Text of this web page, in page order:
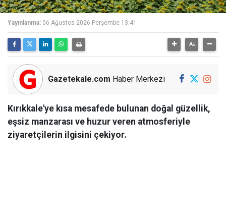
Yayınlanma: 06 Ağustos 2026 Perşembe 13:41
Gazetekale.com Haber Merkezi
Kırıkkale'ye kısa mesafede bulunan doğal güzellik,
eşsiz manzarası ve huzur veren atmosferiyle
ziyaretçilerin ilgisini çekiyor.